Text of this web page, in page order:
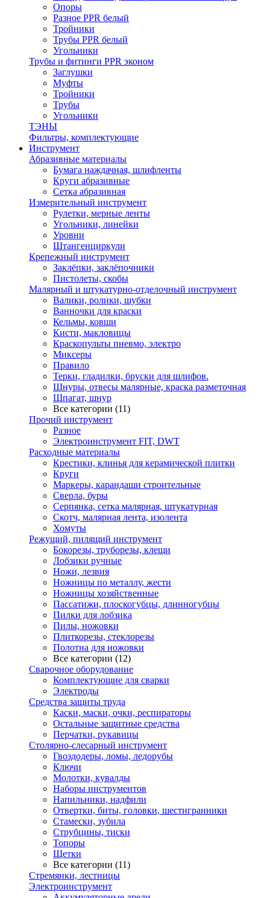
Опоры
Разное PPR белый
Тройники
Трубы PPR белый
Угольники
Трубы и фитинги PPR эконом
Заглушки
Муфты
Тройники
Трубы
Угольники
ТЭНЫ
Фильтры, комплектующие
Инструмент
Абразивные материалы
Бумага наждачная, шлифленты
Круги абразивные
Сетка абразивная
Измерительный инструмент
Рулетки, мерные ленты
Угольники, линейки
Уровни
Штангенциркули
Крепежный инструмент
Заклёпки, заклёпочники
Пистолеты, скобы
Малярный и штукатурно-отделочный инструмент
Валики, ролики, шубки
Ванночки для краски
Кельмы, ковши
Кисти, макловицы
Краскопульты пневмо, электро
Миксеры
Правило
Терки, гладилки, бруски для шлифов.
Шнуры, отвесы малярные, краска разметочная
Шпагат, шнур
Все категории (11)
Прочий инструмент
Разное
Электроинструмент FIT, DWT
Расходные материалы
Крестики, клинья для керамической плитки
Круги
Маркеры, карандаши строительные
Сверла, буры
Серпянка, сетка малярная, штукатурная
Скотч, малярная лента, изолента
Хомуты
Режущий, пилящий инструмент
Бокорезы, труборезы, клещи
Лобзики ручные
Ножи, лезвия
Ножницы по металлу, жести
Ножницы хозяйственные
Пассатижи, плоскогубцы, длинногубцы
Пилки для лобзика
Пилы, ножовки
Плиткорезы, стеклорезы
Полотна для ножовки
Все категории (12)
Сварочное оборудование
Комплектующие для сварки
Электроды
Средства защиты труда
Каски, маски, очки, респираторы
Остальные защитные средства
Перчатки, рукавицы
Столярно-слесарный инструмент
Гвоздодеры, ломы, ледорубы
Ключи
Молотки, кувалды
Наборы инструментов
Напильники, надфили
Отвертки, биты, головки, шестигранники
Стамески, зубила
Струбцины, тиски
Топоры
Щетки
Все категории (11)
Стремянки, лестницы
Электроинструмент